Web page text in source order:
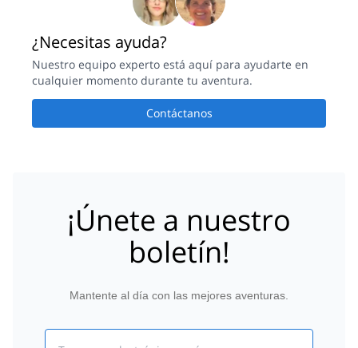
¿Necesitas ayuda?
Nuestro equipo experto está aquí para ayudarte en
cualquier momento durante tu aventura.
Contáctanos
¡Únete a nuestro
boletín!
Mantente al día con las mejores aventuras.